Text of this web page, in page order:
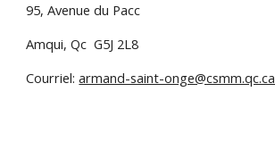
95, Avenue du Pacc
Amqui, Qc  G5J 2L8
Courriel: armand-saint-onge@csmm.qc.ca